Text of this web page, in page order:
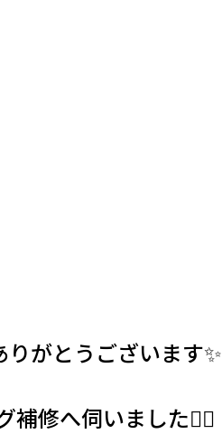
がとうございます✨
修へ伺いました👷‍♂️